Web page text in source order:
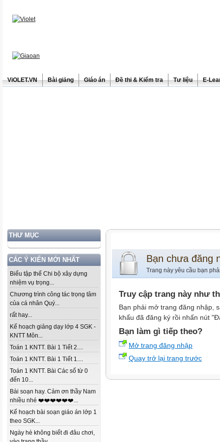
ViOLET.VN Bài giảng Giáo án Đề thi & Kiểm tra Tư liệu E-
THƯ MỤC
CÁC Ý KIẾN MỚI NHẤT
Biểu tập thể Chi bộ xây dựng
nhiệm vụ trọng...
Chương trình công tác trọng tâm
của cá nhân Quý...
rất hay...
Kế hoạch giảng dạy lớp 4 SGK -
KNTT Môn...
Toán 1 KNTT. Bài 1 Tiết 2....
Toán 1 KNTT. Bài 1 Tiết 1....
Toán 1 KNTT. Bài Các số từ 0
đến 10...
Bài soạn hay. Cảm ơn thầy Nam
nhiều nhé ❤️❤️❤️❤️❤️❤️...
Kế hoạch bài soạn giáo án lớp 1
theo SGK...
Ngày hè không biết đi đâu chơi,
Bạn chưa đăng
Trang này yêu cầu bạn
Truy cập trang này như
Bạn phải mở trang đăng nhập,
khẩu đã đăng ký rồi nhấn nút
Bạn làm gì tiếp theo?
Mở trang đăng nhập
Quay trở lại trang trước